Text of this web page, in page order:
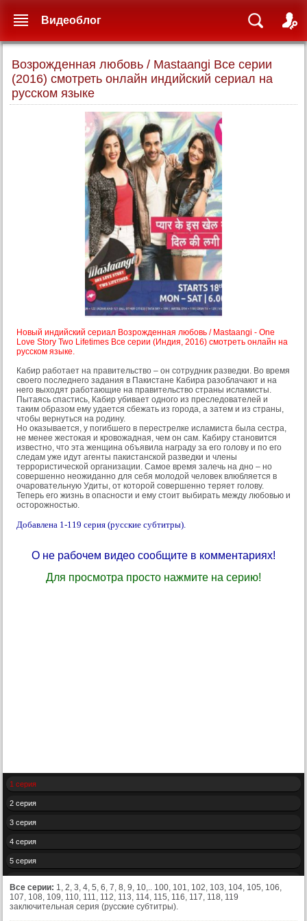
Возрожденная любовь / Mastaangi Все серии
(2016) смотреть онлайн индийский сериал на
русском языке
Новый индийский сериал Возрожденная любовь / Mastaangi - One
Love Story Two Lifetimes Все серии (Индия, 2016) смотреть онлайн на
русском языке.
Кабир работает на правительство – он сотрудник разведки. Во время
своего последнего задания в Пакистане Кабира разоблачают и на
него выходят работающие на правительство страны исламисты.
Пытаясь спастись, Кабир убивает одного из преследователей и
таким образом ему удается сбежать из города, а затем и из страны,
чтобы вернуться на родину.
Но оказывается, у погибшего в перестрелке исламиста была сестра,
не менее жестокая и кровожадная, чем он сам. Кабиру становится
известно, что эта женщина объявила награду за его голову и по его
следам уже идут агенты пакистанской разведки и члены
террористической организации. Самое время залечь на дно – но
совершенно неожиданно для себя молодой человек влюбляется в
очаровательную Удиты, от которой совершенно теряет голову.
Теперь его жизнь в опасности и ему стоит выбирать между любовью и
осторожностью.
Добавлена 1-119 серия (русские субтитры).
О не рабочем видео сообщите в комментариях!
Для просмотра просто нажмите на серию!
1 серия
2 серия
3 серия
4 серия
5 серия
7 серия
Все серии: 1, 2, 3, 4, 5, 6, 7, 8, 9, 10,.. 100, 101, 102, 103, 104, 105, 106,
107, 108, 109, 110, 111, 112, 113, 114, 115, 116, 117, 118, 119
заключительная серия (русские субтитры).
Видеоблог